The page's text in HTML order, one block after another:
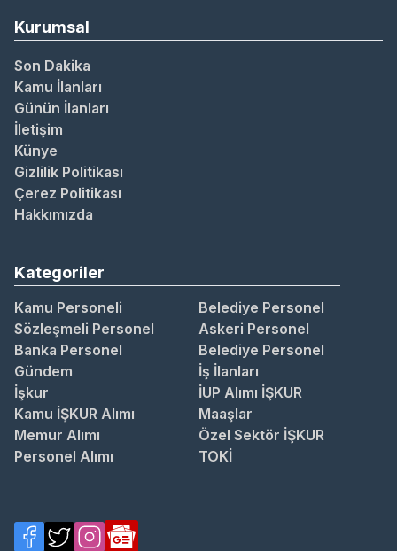
Kurumsal
Son Dakika
Kamu İlanları
Günün İlanları
İletişim
Künye
Gizlilik Politikası
Çerez Politikası
Hakkımızda
Kategoriler
Kamu Personeli
Belediye Personel
Sözleşmeli Personel
Askeri Personel
Banka Personel
Belediye Personel
Gündem
İş İlanları
İşkur
İUP Alımı İŞKUR
Kamu İŞKUR Alımı
Maaşlar
Memur Alımı
Özel Sektör İŞKUR
Personel Alımı
TOKİ